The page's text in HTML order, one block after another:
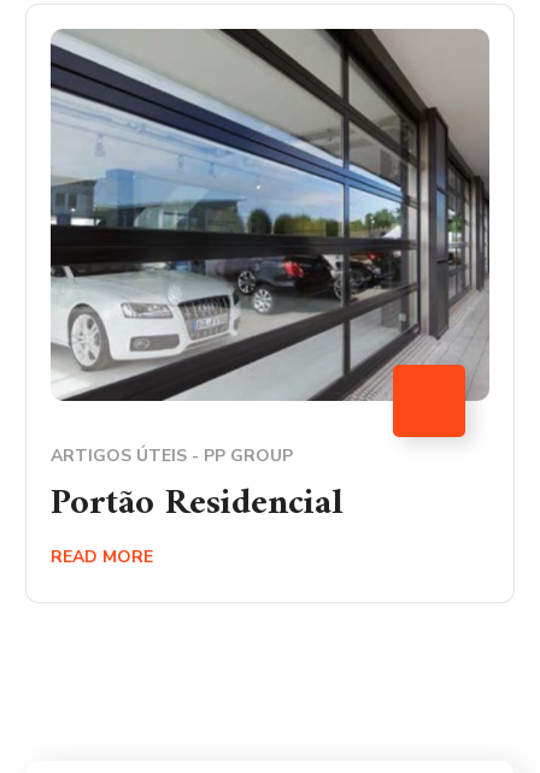
ARTIGOS ÚTEIS - PP GROUP
Portão Residencial
READ MORE